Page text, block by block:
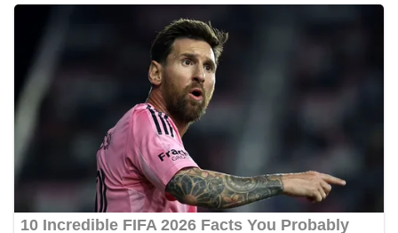
diharapkan potensi gangguan keamanan dapat
diantisipasi sejak awal sehingga situasi di
Kelurahan Sunggal tetap terjaga aman, tertib,
dan kondusif hingga puncak perayaan HUT
Kemerdekaan RI berlangsung.‎‎Wujud Kedekatan
Polri dengan Masyarakat‎Kegiatan sambang Door
to Door System ini merupakan salah satu bentuk
implementasi program Polri Presisi yang
mengedepankan kehadiran dan kedekatan
personel Kepolisian dengan masyarakat. Melalui
kegiatan semacam ini, Bhabinkamtibmas tidak
hanya berperan sebagai penyampai informasi
dan imbauan, tetapi juga sebagai mitra